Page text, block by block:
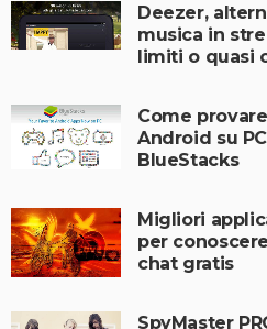
Deezer,
musica in
limiti o quasi
Come
Android su
BlueStacks
Migliori
per
chat gratis
SpyMaster